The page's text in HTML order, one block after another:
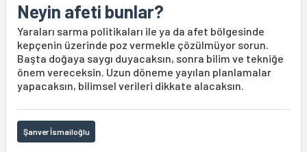
Neyin afeti bunlar?
Yaraları sarma politikaları ile ya da afet bölgesinde
kepçenin üzerinde poz vermekle çözülmüyor sorun.
Başta doğaya saygı duyacaksın, sonra bilim ve tekniğe
önem vereceksin. Uzun döneme yayılan planlamalar
yapacaksın, bilimsel verileri dikkate alacaksın.
Şanver İsmailoğlu